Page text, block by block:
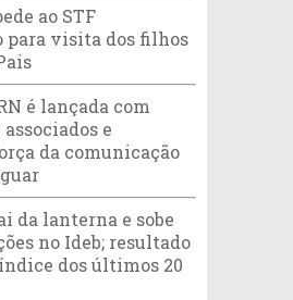
ao STF
para visita dos filhos
é lançada com
associados e
da comunicação
da lanterna e sobe
no Ideb; resultado
dos últimos 20